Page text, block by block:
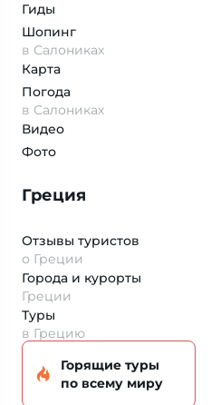
Гиды
Шопинг
в Салониках
Карта
Погода
в Салониках
Видео
Фото
Греция
Отзывы туристов
о Греции
Города и курорты
Греции
Туры
в Грецию
Горящие туры
по всему миру